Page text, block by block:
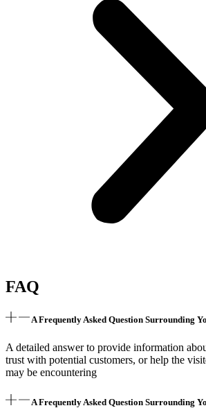
FAQ
A Frequently Asked Question Surrounding
A detailed answer to provide information
trust with potential customers, or help the
may be encountering
A Frequently Asked Question Surrounding